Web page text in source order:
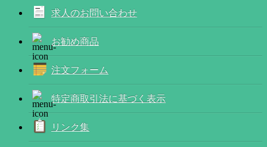
求人のお問い合わせ
お勧め商品
注文フォーム
特定商取引法に基づく表示
リンク集